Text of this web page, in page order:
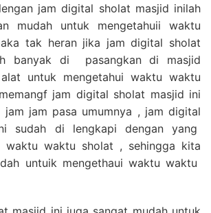
jam digital sholat masjid inilah
mudah untuk mengetahuii waktu
tak heran jika jam digital sholat
banyak di pasangkan di masjid
untuk mengetahui waktu waktu
jam digital sholat masjid ini
jam jam pasa umumnya , jam digital
sudah di lengkapi dengan yang
waktu waktu sholat , sehingga kita
untuik mengethaui waktu waktu